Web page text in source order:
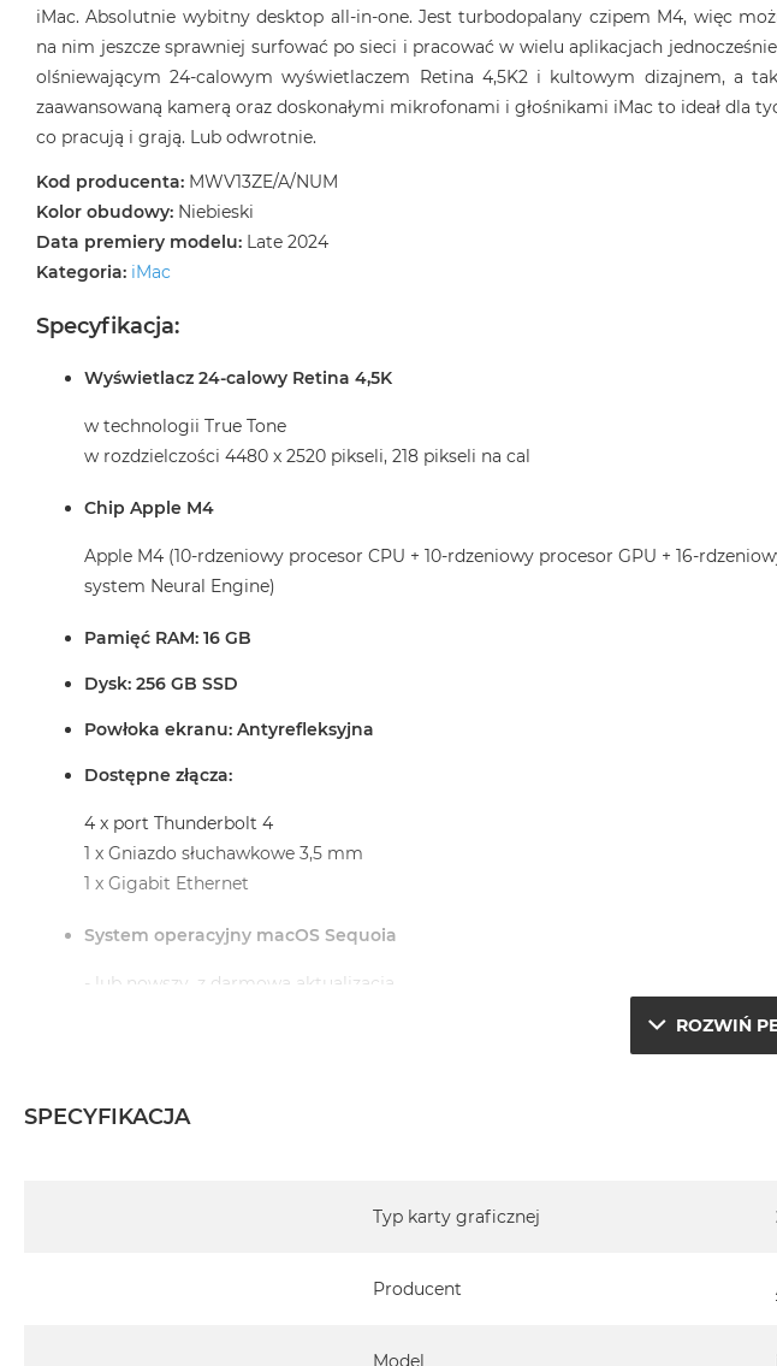
iMac. Absolutnie wybitny desktop all‑in‑one. Jest turbodopalany czipem M4, więc
na nim jeszcze sprawniej surfować po sieci i pracować w wielu aplikacjach
olśniewającym 24‑calowym wyświetlaczem Retina 4,5K2 i kultowym dizajnem, a
zaawansowaną kamerą oraz doskonałymi mikrofonami i głośnikami iMac to ideał dla
co pracują i grają. Lub odwrotnie.
Kod producenta: MWV13ZE/A/NUM
Kolor obudowy: Niebieski
Data premiery modelu: Late 2024
Kategoria: iMac
Specyfikacja:
Wyświetlacz 24-calowy Retina 4,5K
w technologii True Tone
w rozdzielczości 4480 x 2520 pikseli, 218 pikseli na cal
Chip Apple M4
Apple M4 (10-rdzeniowy procesor CPU + 10-rdzeniowy procesor GPU + 16-
system Neural Engine)
Pamięć RAM: 16 GB
Dysk: 256 GB SSD
Powłoka ekranu: Antyrefleksyjna
Dostępne złącza:
4 x port Thunderbolt 4
1 x Gniazdo słuchawkowe 3,5 mm
1 x Gigabit Ethernet
System operacyjny macOS Sequoia
- lub nowszy, z darmową aktualizacją.
Realizowaną w każdym autoryzowanym punkcie serwisowym Apple na
Istnieje możliwość przedłużenia gwarancji producenta. Szczegółowe informacje
ROZWIŃ
SPECYFIKACJA
Typ karty graficznej
Producent
Model